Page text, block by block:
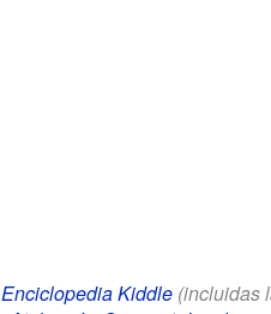
Enciclopedia Kiddle(incluidas